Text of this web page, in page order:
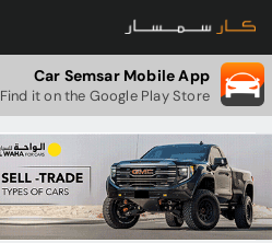
Car Semsar Mobile App
Find it on the Google Play Store.